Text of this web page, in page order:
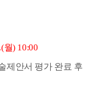
월) 10:00
제안서 평가 완료 후